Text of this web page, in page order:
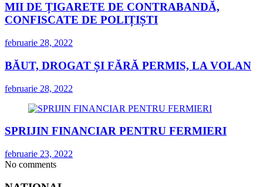
MII DE ȚIGARETE DE CONTRABANDĂ,
CONFISCATE DE POLIȚIȘTI
februarie 28, 2022
BĂUT, DROGAT ȘI FĂRĂ PERMIS, LA VOLAN
februarie 28, 2022
SPRIJIN FINANCIAR PENTRU FERMIERI
februarie 23, 2022
No comments